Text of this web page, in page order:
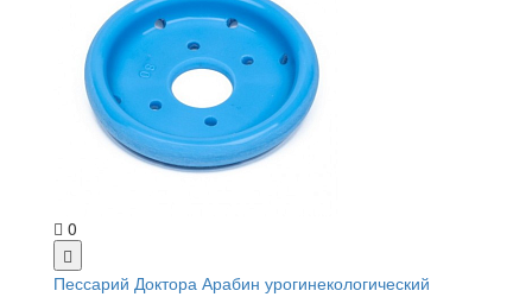
0
Пессарий Доктора Арабин урогинекологический